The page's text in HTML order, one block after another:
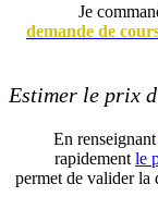
Je
demande de
Estimer le prix
En renseignant
rapidement le
permet de valider la